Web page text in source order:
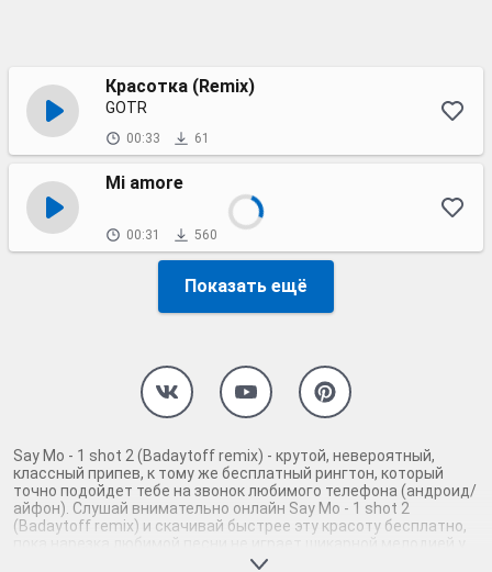
Красотка (Remix)
GOTR
00:33 61
Mi amore
00:31 560
Показать ещё
Say Mo - 1 shot 2 (Badaytoff remix) - крутой, невероятный,
классный припев, к тому же бесплатный рингтон, который
точно подойдет тебе на звонок любимого телефона (андроид/
айфон). Слушай внимательно онлайн Say Mo - 1 shot 2
(Badaytoff remix) и скачивай быстрее эту красоту бесплатно,
пока нарезка любимой песни не играет шикарной мелодией у
каждого второго на звонке. Будь первым, кто скачает